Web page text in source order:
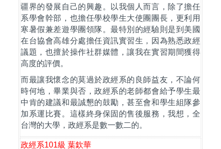
疆界的發展自己的興趣。以我個人而言，除了擔任
系學會幹部，也擔任學校學生大使團團長，更利用
寒暑假兼差遊學團領隊。最特別的經驗則是到美國
在台協會高雄分處擔任資訊實習生，因為熟悉政經
議題，也擅於操作社群媒體，讓我在實習期間獲得
高度的評價。
而最讓我懷念的莫過於政經系的良師益友，不論何
時何地，畢業與否，政經系的老師都會給予學生最
中肯的建議和最誠懇的鼓勵，甚至會和學生組隊參
加系運比賽。這樣終身保固的售後服務，我想，全
台灣的大學，政經系是數一數二的。
政經系101級 葉欽華